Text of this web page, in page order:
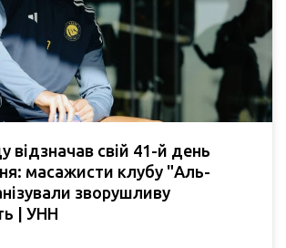
відзначав свій 41-й день
масажисти клубу "Аль-
зворушливу
| УНН